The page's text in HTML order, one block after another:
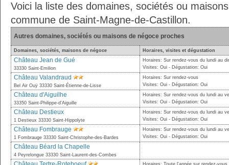
Voici la liste des domaines, sociétés ou
commune de Saint-Magne-de-Castillon.
Autres domaines, sociétés ou maisons de négoce proches
Domaines, sociétés, maisons de négoce Horaires, visites et dégustation
Château Jean de Gué
33330 Saint-Emilion
Horaires: Sur rendez-vous du lundi au
Visites: Oui - Dégustation: Oui
Château Valandraud
Bel Air Ouÿ 33330 Saint-Étienne-de-Lisse
Horaires: Sur rendez-vous
Visites: Oui - Dégustation: Oui
Château d'Aiguilhe
33350 Saint-Philippe-d'Aiguille
Horaires: Sur rendez-vous du lundi au
Visites: Oui - Dégustation: Oui
Château Destieux
1 Destieux 33330 Saint-Hippolyte
Horaires: Sur rendez-vous du lundi au
Visites: Oui - Dégustation: Oui
Château Fombrauge
1 Fombrauge 33330 Saint-Christophe-des-Bardes
Horaires: Sur rendez-vous du lundi au
Visites: Oui - Dégustation: Oui
Château Béard la Chapelle
4 Peyrelongue 33330 Saint-Laurent-des-Combes
Horaires: Toute l'année sur rendez-